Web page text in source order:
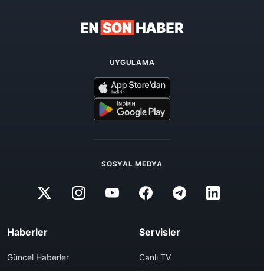
UYGULAMA
SOSYAL MEDYA
Haberler
Güncel Haberler
Servisler
Canlı TV